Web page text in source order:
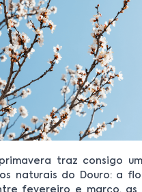
traz consigo
naturais do Douro: a